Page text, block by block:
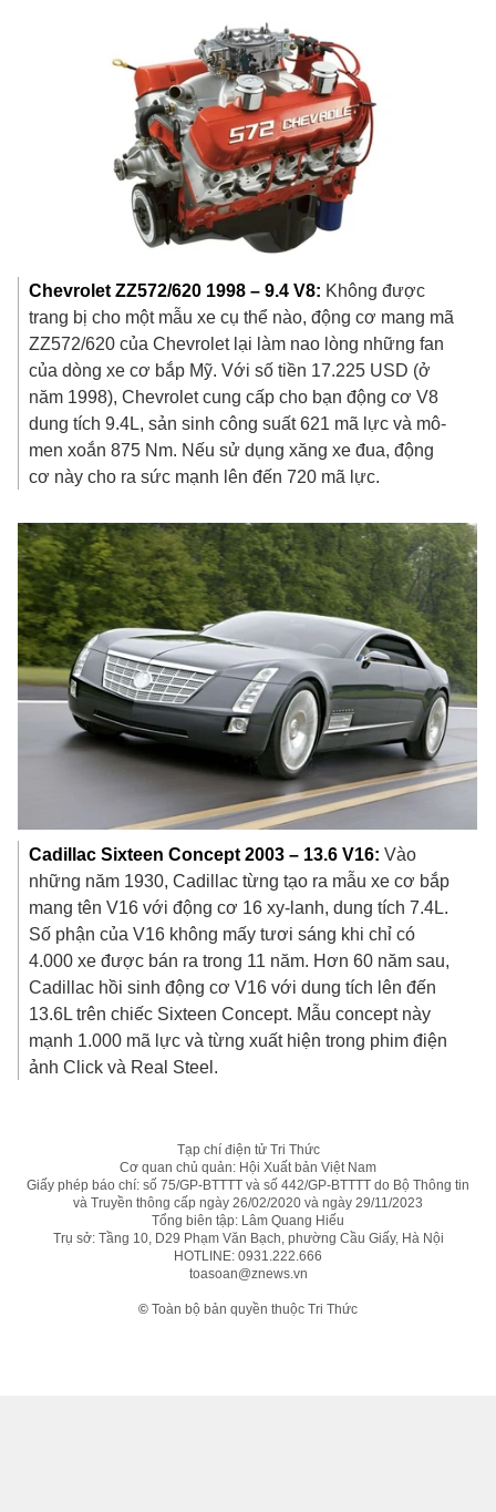
Chevrolet ZZ572/620 1998 – 9.4 V8: Không được
trang bị cho một mẫu xe cụ thể nào, động cơ mang mã
ZZ572/620 của Chevrolet lại làm nao lòng những fan
của dòng xe cơ bắp Mỹ. Với số tiền 17.225 USD (ở
năm 1998), Chevrolet cung cấp cho bạn động cơ V8
dung tích 9.4L, sản sinh công suất 621 mã lực và mô-
men xoắn 875 Nm. Nếu sử dụng xăng xe đua, động
cơ này cho ra sức mạnh lên đến 720 mã lực.
Cadillac Sixteen Concept 2003 – 13.6 V16: Vào
những năm 1930, Cadillac từng tạo ra mẫu xe cơ bắp
mang tên V16 với động cơ 16 xy-lanh, dung tích 7.4L.
Số phận của V16 không mấy tươi sáng khi chỉ có
4.000 xe được bán ra trong 11 năm. Hơn 60 năm sau,
Cadillac hồi sinh động cơ V16 với dung tích lên đến
13.6L trên chiếc Sixteen Concept. Mẫu concept này
mạnh 1.000 mã lực và từng xuất hiện trong phim điện
ảnh Click và Real Steel.
Tạp chí điện tử Tri Thức
Cơ quan chủ quản: Hội Xuất bản Việt Nam
Giấy phép báo chí: số 75/GP-BTTTT và số 442/GP-BTTTT do Bộ Thông tin
và Truyền thông cấp ngày 26/02/2020 và ngày 29/11/2023
Tổng biên tập: Lâm Quang Hiếu
Trụ sở: Tầng 10, D29 Phạm Văn Bạch, phường Cầu Giấy, Hà Nội
HOTLINE: 0931.222.666
toasoan@znews.vn
© Toàn bộ bản quyền thuộc Tri Thức